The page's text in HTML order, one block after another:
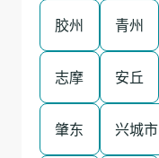
胶州 青州
志摩 安丘
肇东 兴城市